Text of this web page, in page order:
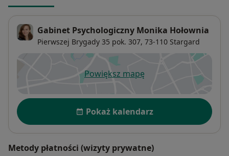
Gabinet Psychologiczny Monika Hołownia
Pierwszej Brygady 35 pok. 307, 73-110 Stargard
Powiększ mapęotwiera się w nowej karcie
Dostępność
Pokaż kalendarz
Metody płatności (wizyty prywatne)